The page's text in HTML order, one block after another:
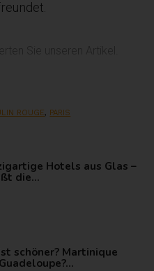
ROUGE, PARIS
Hotels aus Glas –
die…
schöner? Martinique